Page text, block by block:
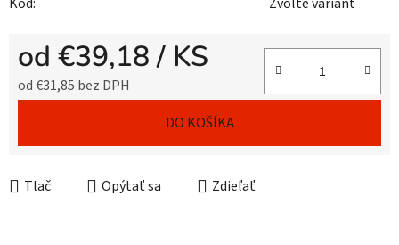
od €39,18 / KS
od€31,85 bez DPH
DO KOŠÍKA
Tlač Opýtať sa Zdieľať